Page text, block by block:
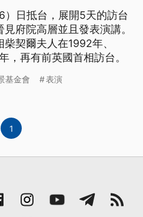
）日抵台，展開5天的訪台
府院高層並且發表演講。
契爾夫人在1992年、
，再有前英國首相訪台。
基金會 表演
1